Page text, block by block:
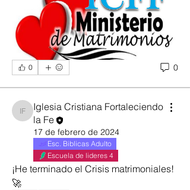
0 0
Iglesia Cristiana Fortaleciendo la Fe
Iglesia Cristiana Fortaleciendo
la Fe
17 de febrero de 2024
Esc. Biblicas Adulto
Escuela de lideres 4
¡He terminado el Crisis matrimoniales!
🚀